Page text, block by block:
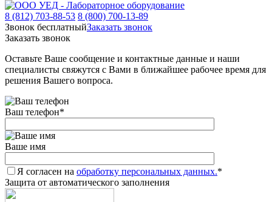
8 (812) 703-88-53 8 (800) 700-13-89
Звонок бесплатныйЗаказать звонок
Заказать звонок
Оставьте Ваше сообщение и контактные данные и наши
специалисты свяжутся с Вами в ближайшее рабочее время для
решения Вашего вопроса.
Ваш телефон*
Ваше имя
Я согласен на обработку персональных данных.*
Защита от автоматического заполнения